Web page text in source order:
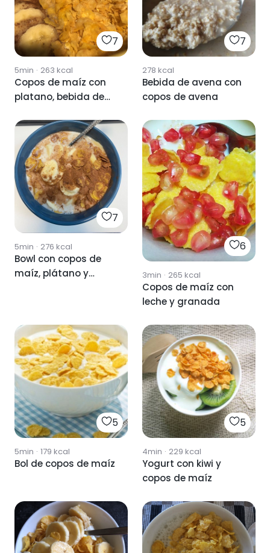
7
5min · 263 kcal
Copos de maíz con
platano, bebida de
7
278 kcal
Bebida de avena con
copos de avena
7
5min · 276 kcal
Bowl con copos de
maíz, plátano y
6
3min · 265 kcal
Copos de maíz con
leche y granada
5
5min · 179 kcal
Bol de copos de maíz
5
4min · 229 kcal
Yogurt con kiwi y
copos de maíz